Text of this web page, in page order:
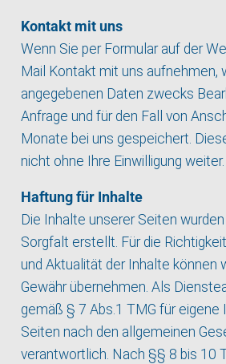
Kontakt mit uns
Wenn Sie per Formular auf der
Mail Kontakt mit uns aufnehmen,
angegebenen Daten zwecks
Anfrage und für den Fall von
Monate bei uns gespeichert.
nicht ohne Ihre Einwilligung weiter.
Haftung für Inhalte
Die Inhalte unserer Seiten
Sorgfalt erstellt. Für die
und Aktualität der Inhalte können
Gewähr übernehmen. Als
gemäß § 7 Abs.1 TMG für eigene
Seiten nach den allgemeinen
verantwortlich. Nach §§ 8 bis 10